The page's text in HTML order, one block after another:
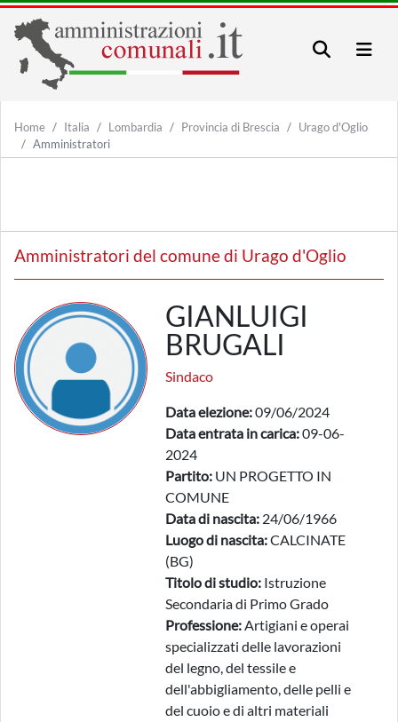
Home Italia Lombardia Provincia di Brescia
Urago d'Oglio
Amministratori
Amministratori del comune di Urago d'Oglio
GIANLUIGI
BRUGALI
Sindaco
Data elezione:09/06/2024
Data entrata in carica:09-06-
2024
Partito: UN PROGETTO IN
COMUNE
Data di nascita: 24/06/1966
Luogo di nascita:CALCINATE
(BG)
Titolo di studio: Istruzione
Secondaria di Primo Grado
Professione:Artigiani e operai
specializzati delle lavorazioni
del legno, del tessile e
dell'abbigliamento, delle pelli e
del cuoio e di altri materiali